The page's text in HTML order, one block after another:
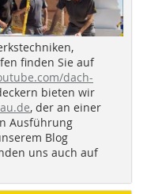
finden Sie auf
dach-
bieten wir
, der an einer
Ausführung
Blog
uns auch auf